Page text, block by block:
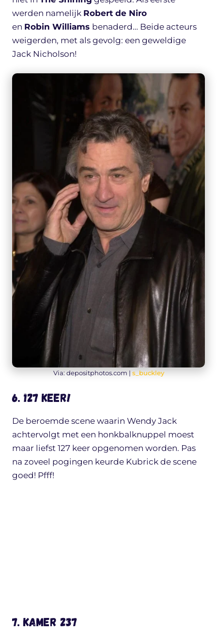
werden namelijk Robert de Niro
en Robin Williams benaderd… Beide acteurs
weigerden, met als gevolg: een geweldige
Jack Nicholson!
Via: depositphotos.com | s_buckley
6. 127 keer!
De beroemde scene waarin Wendy Jack
achtervolgt met een honkbalknuppel moest
maar liefst 127 keer opgenomen worden. Pas
na zoveel pogingen keurde Kubrick de scene
goed! Pfff!
7. Kamer 237